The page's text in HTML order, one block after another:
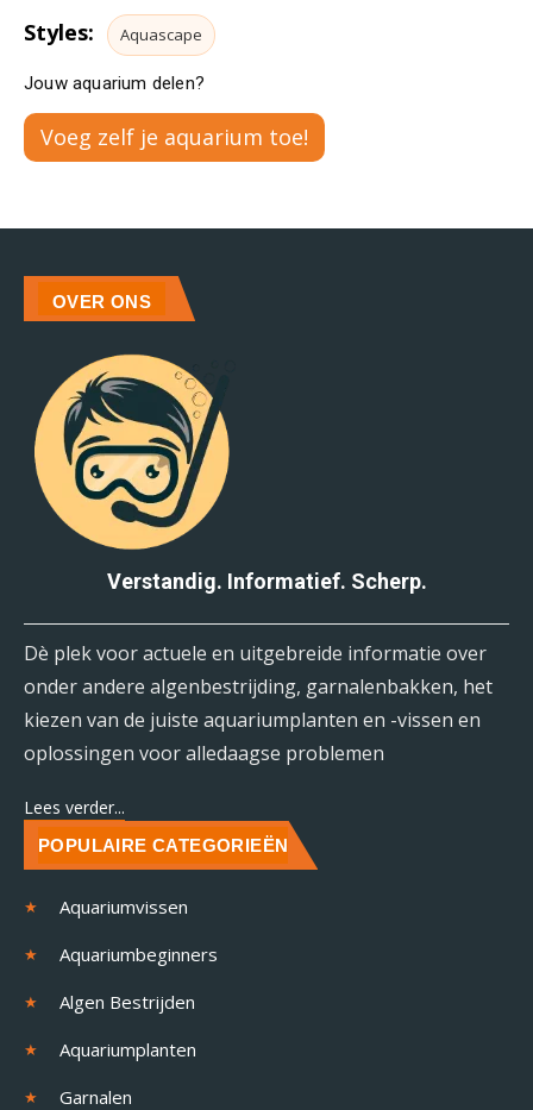
Styles: Aquascape
Jouw aquarium delen?
Voeg zelf je aquarium toe!
OVER ONS
Verstandig. Informatief. Scherp.
Dè plek voor actuele en uitgebreide informatie over
onder andere algenbestrijding, garnalenbakken, het
kiezen van de juiste aquariumplanten en -vissen en
oplossingen voor alledaagse problemen
Lees verder...
POPULAIRE CATEGORIEËN
Aquariumvissen
Aquariumbeginners
Algen Bestrijden
Aquariumplanten
Garnalen